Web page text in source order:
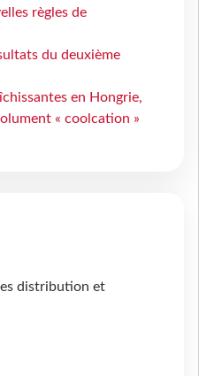
règles de
du deuxième
en Hongrie,
« coolcation »
distribution et